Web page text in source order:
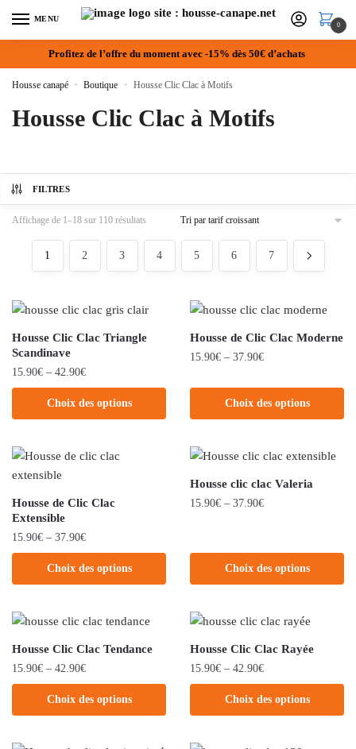
MENU
0
Profitez de l’offre du moment avec -15% dès 50€ d’achats
Housse canapé » Boutique » Housse Clic Clac à Motifs
Housse Clic Clac à Motifs
FILTRES
Affichage de 1–18 sur 110 résultats
1 2 3 4 5 6 7
Housse Clic Clac Triangle
Scandinave
15.90€ – 42.90€
Choix des options
Housse de Clic Clac Moderne
15.90€ – 37.90€
Choix des options
Housse de Clic Clac
Extensible
15.90€ – 37.90€
Choix des options
Housse clic clac Valeria
15.90€ – 37.90€
Choix des options
Housse Clic Clac Tendance
15.90€ – 42.90€
Choix des options
Housse Clic Clac Rayée
15.90€ – 42.90€
Choix des options